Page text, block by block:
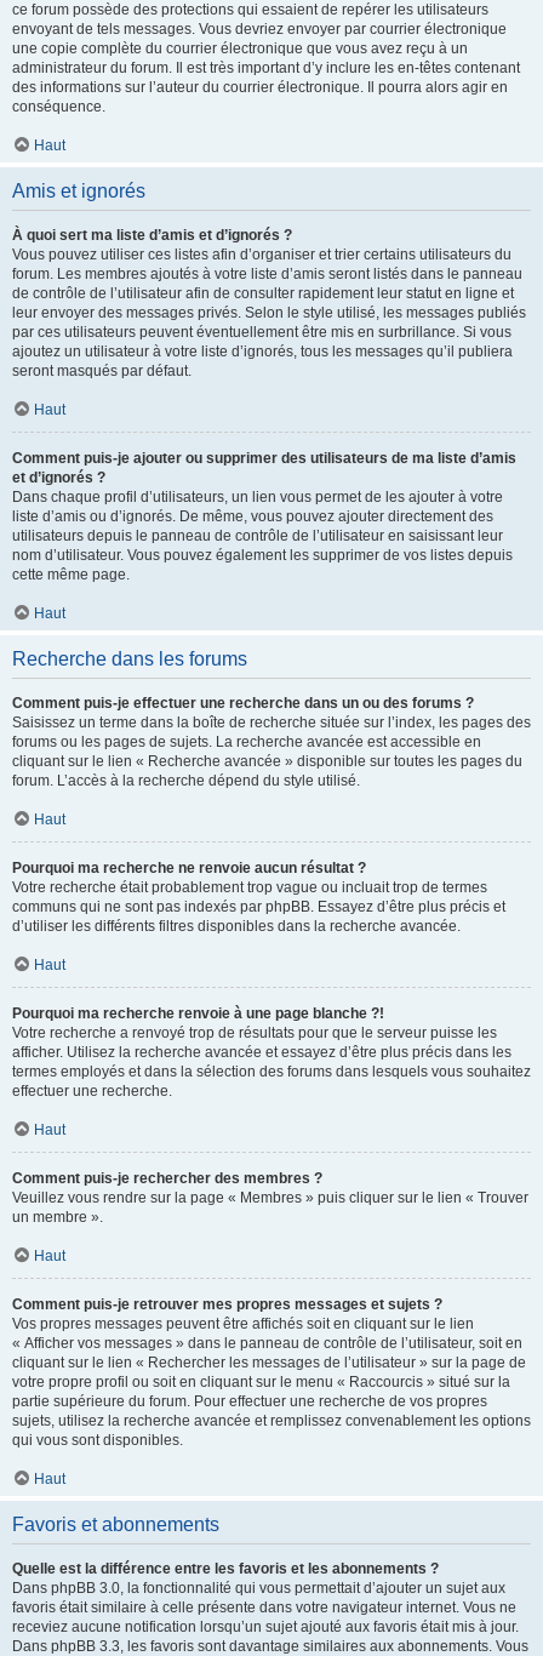
ce forum possède des protections qui essaient de repérer les utilisateurs
envoyant de tels messages. Vous devriez envoyer par courrier électronique
une copie complète du courrier électronique que vous avez reçu à un
administrateur du forum. Il est très important d’y inclure les en-têtes contenant
des informations sur l’auteur du courrier électronique. Il pourra alors agir en
conséquence.
Haut
Amis et ignorés
À quoi sert ma liste d’amis et d’ignorés ?
Vous pouvez utiliser ces listes afin d’organiser et trier certains utilisateurs du
forum. Les membres ajoutés à votre liste d’amis seront listés dans le panneau
de contrôle de l’utilisateur afin de consulter rapidement leur statut en ligne et
leur envoyer des messages privés. Selon le style utilisé, les messages publiés
par ces utilisateurs peuvent éventuellement être mis en surbrillance. Si vous
ajoutez un utilisateur à votre liste d’ignorés, tous les messages qu’il publiera
seront masqués par défaut.
Haut
Comment puis-je ajouter ou supprimer des utilisateurs de ma liste d’amis
et d’ignorés ?
Dans chaque profil d’utilisateurs, un lien vous permet de les ajouter à votre
liste d’amis ou d’ignorés. De même, vous pouvez ajouter directement des
utilisateurs depuis le panneau de contrôle de l’utilisateur en saisissant leur
nom d’utilisateur. Vous pouvez également les supprimer de vos listes depuis
cette même page.
Haut
Recherche dans les forums
Comment puis-je effectuer une recherche dans un ou des forums ?
Saisissez un terme dans la boîte de recherche située sur l’index, les pages des
forums ou les pages de sujets. La recherche avancée est accessible en
cliquant sur le lien « Recherche avancée » disponible sur toutes les pages du
forum. L’accès à la recherche dépend du style utilisé.
Haut
Pourquoi ma recherche ne renvoie aucun résultat ?
Votre recherche était probablement trop vague ou incluait trop de termes
communs qui ne sont pas indexés par phpBB. Essayez d’être plus précis et
d’utiliser les différents filtres disponibles dans la recherche avancée.
Haut
Pourquoi ma recherche renvoie à une page blanche ?!
Votre recherche a renvoyé trop de résultats pour que le serveur puisse les
afficher. Utilisez la recherche avancée et essayez d’être plus précis dans les
termes employés et dans la sélection des forums dans lesquels vous souhaitez
effectuer une recherche.
Haut
Comment puis-je rechercher des membres ?
Veuillez vous rendre sur la page « Membres » puis cliquer sur le lien « Trouver
un membre ».
Haut
Comment puis-je retrouver mes propres messages et sujets ?
Vos propres messages peuvent être affichés soit en cliquant sur le lien
« Afficher vos messages » dans le panneau de contrôle de l’utilisateur, soit en
cliquant sur le lien « Rechercher les messages de l’utilisateur » sur la page de
votre propre profil ou soit en cliquant sur le menu « Raccourcis » situé sur la
partie supérieure du forum. Pour effectuer une recherche de vos propres
sujets, utilisez la recherche avancée et remplissez convenablement les options
qui vous sont disponibles.
Haut
Favoris et abonnements
Quelle est la différence entre les favoris et les abonnements ?
Dans phpBB 3.0, la fonctionnalité qui vous permettait d’ajouter un sujet aux
favoris était similaire à celle présente dans votre navigateur internet. Vous ne
receviez aucune notification lorsqu’un sujet ajouté aux favoris était mis à jour.
Dans phpBB 3.3, les favoris sont davantage similaires aux abonnements. Vous